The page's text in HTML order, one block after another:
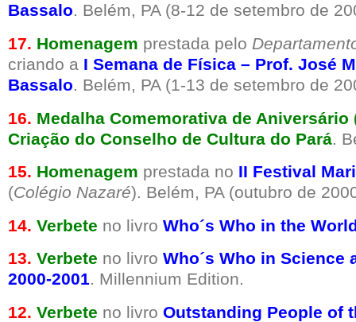
Bassalo. Belém, PA (8-12 de setembro de
17. Homenagem prestada pelo
criando a I Semana de Física – Prof. José
Bassalo. Belém, PA (1-13 de setembro de
16. Medalha Comemorativa de Aniversário
Criação do Conselho de Cultura do Pará .
15. Homenagem prestada no II Festival
(Colégio Nazaré). Belém, PA (outubro de
14. Verbete no livro Who´s Who in the
13. Verbete no livro Who´s Who in Science
2000-2001. Millennium Edition.
12. Verbete no livro Outstanding People of